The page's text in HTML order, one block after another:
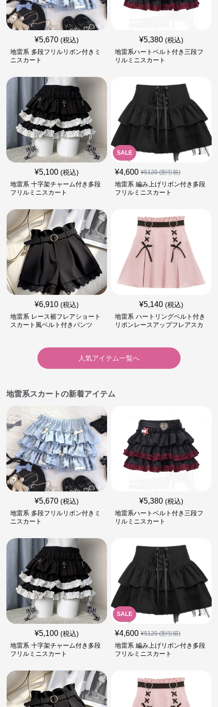
¥5,670 (税込)
地雷系 多段フリルリボン付きミ
ニスカート
¥5,380 (税込)
地雷系ハートベルト付き三段フ
リルミニスカート
¥5,100 (税込)
地雷系 十字架チャーム付き多段
フリルミニスカート
SALE
¥4,600 ¥5120(割引前)
地雷系 編み上げリボン付き多段
フリルミニスカート
¥6,910 (税込)
地雷系 レース裾フレアショート
スカート風ベルト付きパンツ
¥5,140 (税込)
地雷系 ハートリングベルト付き
リボンレースアップフレアスカ
人気アイテム一覧へ
地雷系スカートの新着アイテム
¥5,670 (税込)
地雷系 多段フリルリボン付きミ
ニスカート
¥5,380 (税込)
地雷系ハートベルト付き三段フ
リルミニスカート
¥5,100 (税込)
地雷系 十字架チャーム付き多段
フリルミニスカート
SALE
¥4,600 ¥5120(割引前)
地雷系 編み上げリボン付き多段
フリルミニスカート